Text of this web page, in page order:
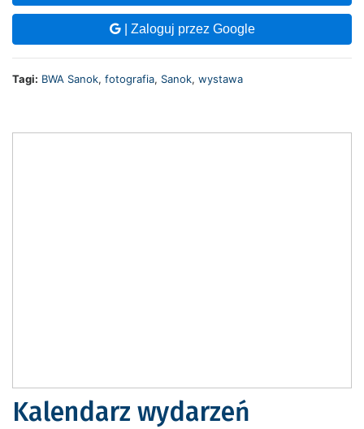
| Zaloguj przez Google
Tagi: BWA Sanok, fotografia, Sanok, wystawa
Kalendarz wydarzeń